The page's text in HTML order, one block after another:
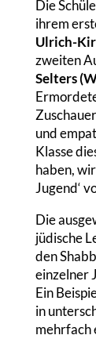
Die
ihrem
Ulrich-
zweiten
Selters
und
Klasse
haben,
Jugend‘
Die
jüdische
den
einzelner
Ein
in
mehrfach